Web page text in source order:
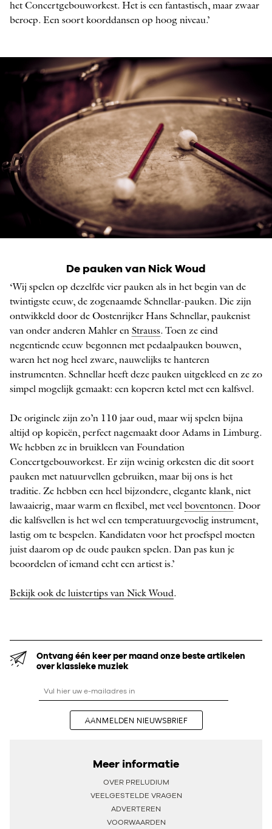
het Concertgebouworkest. Het is een fantastisch, maar zwaar
beroep. Een soort koorddansen op hoog niveau.’
FOTO: SIMON VAN BOXTEL
De pauken van Nick Woud
‘Wij spelen op dezelfde vier pauken als in het begin van de
twintigste eeuw, de zogenaamde Schnellar-­pauken. Die zijn
ontwikkeld door de Oostenrijker Hans Schnellar, paukenist
van onder anderen Mahler en Strauss. Toen ze eind
negentiende eeuw begonnen met pedaalpauken bouwen,
waren het nog heel zware, nauwelijks te hanteren
instrumenten. Schnellar heeft deze pauken uitgekleed en ze zo
simpel mogelijk gemaakt: een koperen ketel met een kalfsvel.
De originele zijn zo’n 110 jaar oud, maar wij spelen bijna
altijd op kopieën, perfect nagemaakt door Adams in Limburg.
We hebben ze in bruikleen van Foundation
Concertgebouworkest. Er zijn weinig orkesten die dit soort
pauken met natuurvellen gebruiken, maar bij ons is het
traditie. Ze hebben een heel bijzondere, elegante klank, niet
lawaaierig, maar warm en ­flexibel, met veel boventonen. Door
die kalfsvellen is het wel een temperatuurgevoelig instrument,
lastig om te bespelen. Kandidaten voor het proefspel moeten
juist daarom op de oude pauken spelen. Dan pas kun je
beoordelen of iemand echt een artiest is.’
Bekijk ook de luistertips van Nick Woud.
Ontvang één keer per maand onze beste artikelen
over klassieke muziek
AANMELDEN NIEUWSBRIEF
Meer informatie
OVER PRELUDIUM
VEELGESTELDE VRAGEN
ADVERTEREN
VOORWAARDEN